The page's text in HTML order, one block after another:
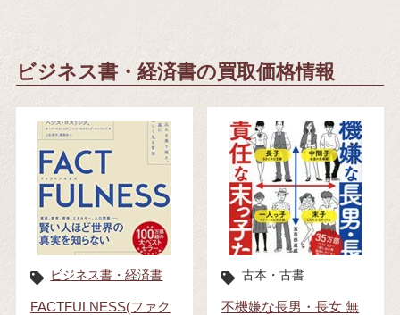
ビジネス書・経済書の買取価格情報
ビジネス書・経済書
FACTFULNESS(ファク
古本・古書
不機嫌な長男・長女 無